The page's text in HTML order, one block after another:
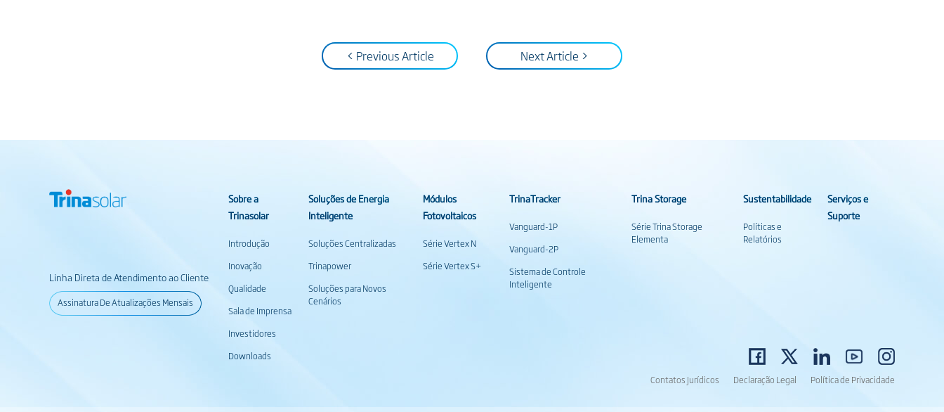
< Previous Article Next Article >
Linha Direta de Atendimento ao Cliente
Assinatura De Atualizações Mensais
Sobre a
Trinasolar
Introdução
Inovação
Qualidade
Sala de Imprensa
Investidores
Downloads
Soluções de Energia
Inteligente
Soluções Centralizadas
Trinapower
Soluções para Novos
Cenários
Módulos
Fotovoltaicos
Série Vertex N
Série Vertex S+
TrinaTracker
Vanguard-1P
Vanguard-2P
Sistema de Controle
Inteligente
Trina Storage
Série Trina Storage
Elementa
Sustentabilidade
Políticas e
Relatórios
Serviços e
Suporte
Contatos Jurídicos Declaração Legal Política de Privacidade